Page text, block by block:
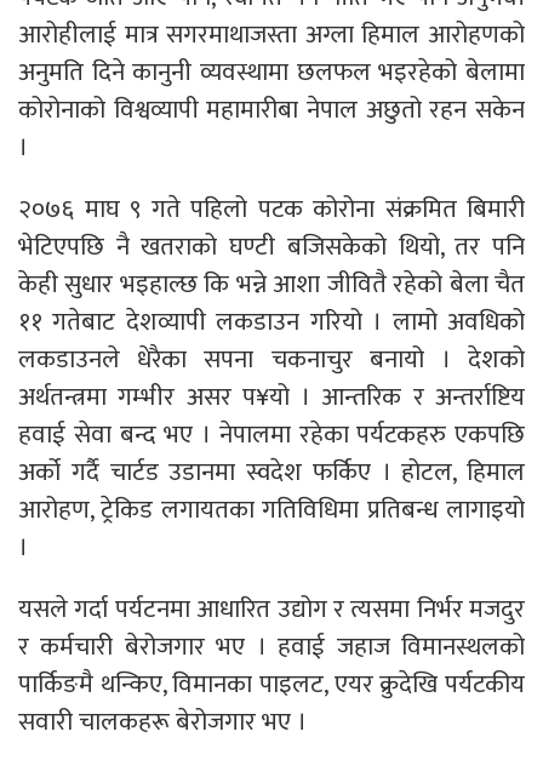
आरोहीलाई मात्र सगरमाथाजस्ता अग्ला हिमाल आरोहणको
अनुमति दिने कानुनी व्यवस्थामा छलफल भइरहेको बेलामा
कोरोनाको विश्वव्यापी महामारीबा नेपाल अछुतो रहन सकेन
।
२०७६ माघ ९ गते पहिलो पटक कोरोना संक्रमित बिमारी
भेटिएपछि नै खतराको घण्टी बजिसकेको थियो, तर पनि
केही सुधार भइहाल्छ कि भन्ने आशा जीवितै रहेको बेला चैत
११ गतेबाट देशव्यापी लकडाउन गरियो । लामो अवधिको
लकडाउनले धेरैका सपना चकनाचुर बनायो । देशको
अर्थतन्त्रमा गम्भीर असर प¥यो । आन्तरिक र अन्तर्राष्टिय
हवाई सेवा बन्द भए । नेपालमा रहेका पर्यटकहरु एकपछि
अर्को गर्दै चार्टड उडानमा स्वदेश फर्किए । होटल, हिमाल
आरोहण, ट्रेकिड लगायतका गतिविधिमा प्रतिबन्ध लागाइयो
।
यसले गर्दा पर्यटनमा आधारित उद्योग र त्यसमा निर्भर मजदुर
र कर्मचारी बेरोजगार भए । हवाई जहाज विमानस्थलको
पार्किङमै थन्किए, विमानका पाइलट, एयर क्रुदेखि पर्यटकीय
सवारी चालकहरू बेरोजगार भए ।